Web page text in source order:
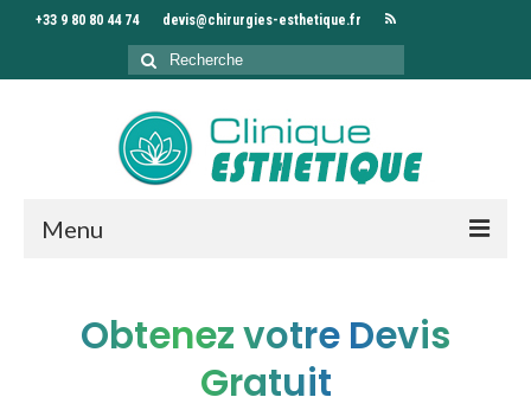
+33 9 80 80 44 74 devis@chirurgies-esthetique.fr
Rechercher
:
Menu
Clinique
Obtenez votre Devis
Gratuit